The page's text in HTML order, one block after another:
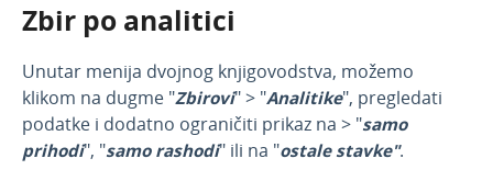
Zbir po analitici
Unutar menija dvojnog knjigovodstva, možemo
klikom na dugme "Zbirovi" > "Analitike", pregledati
podatke i dodatno ograničiti prikaz na > "samo
prihodi", "samo rashodi" ili na "ostale stavke".